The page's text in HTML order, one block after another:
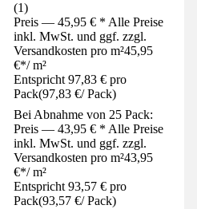
(1)
Preis — 45,95 € * Alle Preise
inkl. MwSt. und ggf. zzgl.
Versandkosten pro m²45,95
€*/ m²
Entspricht 97,83 € pro
Pack(97,83 €/ Pack)
Bei Abnahme von 25 Pack:
Preis — 43,95 € * Alle Preise
inkl. MwSt. und ggf. zzgl.
Versandkosten pro m²43,95
€*/ m²
Entspricht 93,57 € pro
Pack(93,57 €/ Pack)